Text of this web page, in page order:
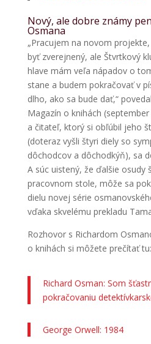
Nový, ale dobre známy
Osmana
„Pracujem na novom
byť zverejnený, ale Štvrtkový
hlave mám veľa nápadov o
stane a budem pokračovať v
dlho, ako sa bude dať,“
Magazín o knihách
a čitateľ, ktorý si obľúbil jeho
(doteraz vyšli štyri diely so
dôchodcov a dôchodkýň), sa
A súc uistený, že ďalšie osudy
pracovnom stole, môže sa
dielu novej série
vďaka skvelému prekladu
Rozhovor s Richardom
o knihách si môžete prečítať tu:
Richard Osman: Som
pokračovaniu
George Orwell: 1984